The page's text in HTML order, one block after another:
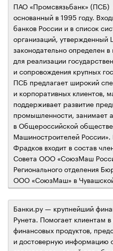
ПАО «Промсвязьбанк»
основанный в 1995 году.
банков России и в список
организаций, утвержденный
законодательно определен
для реализации
и сопровождения крупных
ПСБ предлагает широкий
и корпоративных клиентов,
поддерживает развитие
промышленности, занимает
в Общероссийской
Машиностроителей
Фрадков входит в состав
Совета ООО «СоюзМаш
Регионального отделения
ООО «СоюзМаш» в
Банки.ру — крупнейший
Рунета. Помогает клиентам
финансовых продуктов,
и достоверную информацию